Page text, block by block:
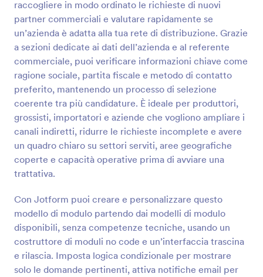
raccogliere in modo ordinato le richieste di nuovi
partner commerciali e valutare rapidamente se
un’azienda è adatta alla tua rete di distribuzione. Grazie
a sezioni dedicate ai dati dell’azienda e al referente
commerciale, puoi verificare informazioni chiave come
ragione sociale, partita fiscale e metodo di contatto
preferito, mantenendo un processo di selezione
coerente tra più candidature. È ideale per produttori,
grossisti, importatori e aziende che vogliono ampliare i
canali indiretti, ridurre le richieste incomplete e avere
un quadro chiaro su settori serviti, aree geografiche
coperte e capacità operative prima di avviare una
trattativa.
Con Jotform puoi creare e personalizzare questo
modello di modulo partendo dai modelli di modulo
disponibili, senza competenze tecniche, usando un
costruttore di moduli no code e un’interfaccia trascina
e rilascia. Imposta logica condizionale per mostrare
solo le domande pertinenti, attiva notifiche email per
aggiungere, modificare o eliminare i campi. Puoi
impostare il tuo logo, un'immagine di sfondo,
personalizzare i caratteri e i colori. Il tutto senza
bisogno di programmare.
Anteprima